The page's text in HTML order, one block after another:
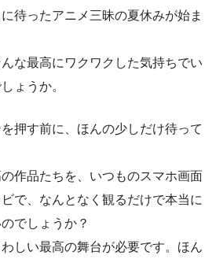
待ったアニメ三昧の夏休みが始ま
な最高にワクワクした気持ちでい
ょうか。
押す前に、ほんの少しだけ待って
作品たちを、いつものスマホ画面
で、なんとなく観るだけで本当に
でしょうか？
しい最高の舞台が必要です。ほん